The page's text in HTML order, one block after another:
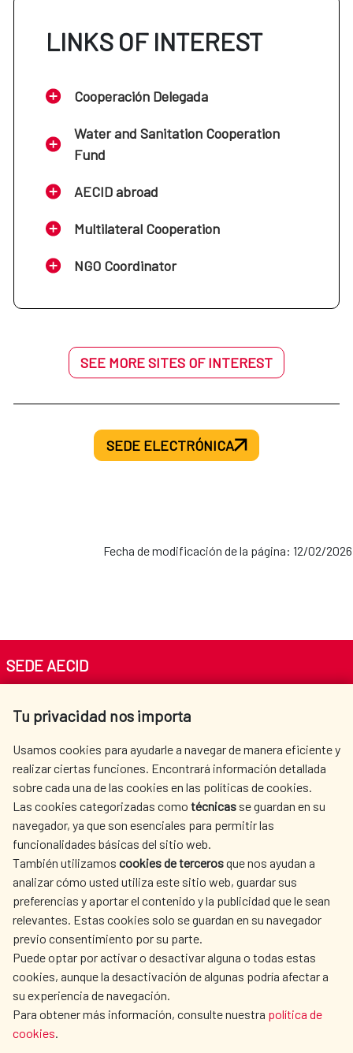
LINKS OF INTEREST
Cooperación Delegada
Water and Sanitation Cooperation
Fund
AECID abroad
Multilateral Cooperation
NGO Coordinator
SEE MORE SITES OF INTEREST
SEDE ELECTRÓNICA
Fecha de modificación de la página: 12/02/2026
Tu privacidad nos importa
Usamos cookies para ayudarle a navegar de manera eficiente y
realizar ciertas funciones. Encontrará información detallada
sobre cada una de las cookies en las políticas de cookies.
Las cookies categorizadas como técnicas se guardan en su
navegador, ya que son esenciales para permitir las
funcionalidades básicas del sitio web.
También utilizamos cookies de tercerosque nos ayudan a
analizar cómo usted utiliza este sitio web, guardar sus
preferencias y aportar el contenido y la publicidad que le sean
relevantes. Estas cookies solo se guardan en su navegador
previo consentimiento por su parte.
Puede optar por activar o desactivar alguna o todas estas
cookies, aunque la desactivación de algunas podría afectar a
su experiencia de navegación.
Para obtener más información, consulte nuestra política de
cookies.
SEDE AECID
Tel. +34 900 20 30 54​​​​​​​
AECID
WHERE DO WE COOPERATE?
SPANISH HUMANITARIAN
ACTION
PRESS ROOM
CULTURE AND SCIENCE LIBRARY
OUR SOCIAL MEDIA